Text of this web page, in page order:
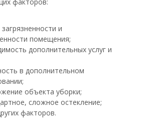
и
помещения;
дополнительных услуг и
в дополнительном
объекта уборки;
сложное остекление;
факторов.